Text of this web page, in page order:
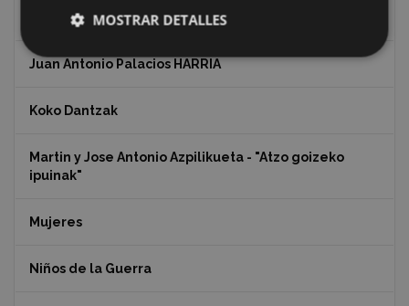
Indalecio Ojanguren Diputación de Gipuzkoa
Juan Antonio Palacios HARRIA
Koko Dantzak
Martin y Jose Antonio Azpilikueta - "Atzo goizeko
ipuinak"
Mujeres
Niños de la Guerra
MOSTRAR DETALLES